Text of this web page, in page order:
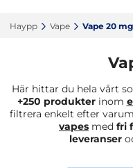
Haypp‎ Vape‎ Vape 20 mg‎
Här hittar du hela vårt
+250 produkterinom
filtrera enkelt efter
vapes med fri
leveranser